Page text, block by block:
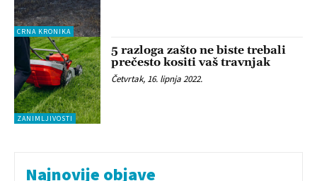
CRNA KRONIKA
ZANIMLJIVOSTI
5 razloga zašto ne biste trebali
prečesto kositi vaš travnjak
Četvrtak, 16. lipnja 2022.
Najnovije objave